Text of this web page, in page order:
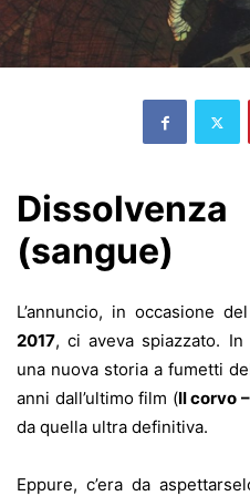
(sangue)
L’annuncio, in occasione del
2017, ci aveva spiazzato.
una nuova storia a fumetti
anni dall’ultimo film (Il corvo
da quella ultra definitiva.
Eppure, c’era da